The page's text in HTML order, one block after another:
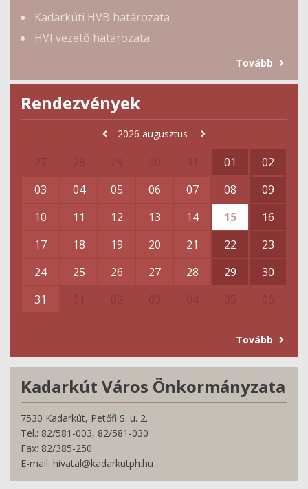
Kadarkúti HVB határozata
HVI vezető határozata
Tovább
Rendezvények
2026 augusztus
01
02
03
04 05 06 07 08
09
10
11 12 13 14 15
16
17
18 19 20 21 22
23
24
25 26 27 28 29
30
31
Tovább
Kadarkút Város Önkormányzata
7530 Kadarkút, Petőfi S. u. 2.
Tel.: 82/581-003, 82/581-030
Fax: 82/385-250
E-mail: hivatal@kadarkutph.hu